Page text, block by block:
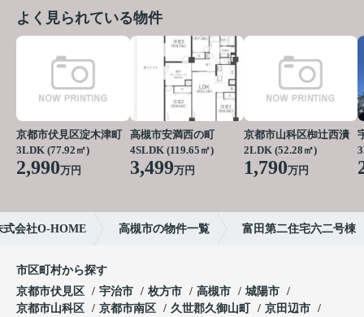
よく見られている物件
京都市伏見区淀木津町
3LDK (77.92㎡)
2,990万円
高槻市安満西の町
4SLDK (119.65㎡)
3,499万円
京都市山科区椥辻西潰
2LDK (52.28㎡)
1,790万円
式会社O-HOME 高槻市の物件一覧 富田第二住宅六二号棟
市区町村から探す
京都市伏見区
宇治市 枚方市 高槻市
城陽市
京都市山科区
京都市南区 久世郡久御山町
京田辺市